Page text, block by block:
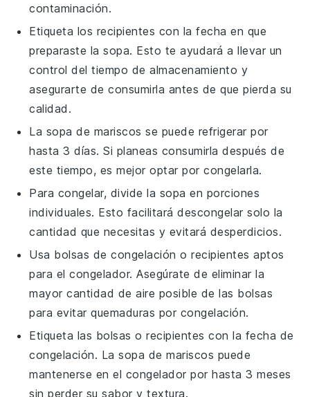
contaminación.
Etiqueta los recipientes con la fecha en que
preparaste lasopa. Esto te ayudará a llevar un
control del tiempo de almacenamiento y
asegurarte de consumirla antes de que pierda su
calidad.
La sopa de mariscos se puede refrigerar por
hasta 3 días. Si planeas consumirla después de
este tiempo, es mejor optar por congelarla.
Para congelar, divide la sopa en porciones
individuales. Esto facilitará descongelar solo la
cantidad que necesitas y evitará desperdicios.
Usa bolsas de congelación o recipientes aptos
para el congelador. Asegúrate de eliminar la
mayor cantidad de aire posible de las bolsas
para evitar quemaduras por congelación.
Etiqueta las bolsas o recipientes con la fecha de
congelación. Lasopa de mariscos puede
mantenerse en el congelador por hasta 3 meses
sin perder su sabor y textura.